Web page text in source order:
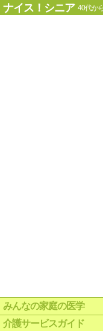
ナイス！シニア 40代か
みんなの家庭の医学
介護サービスガイド